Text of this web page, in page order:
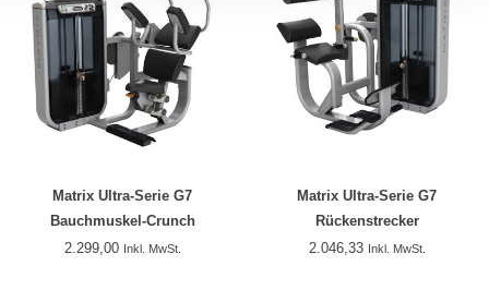
Matrix Ultra-Serie G7
Bauchmuskel-Crunch
2.299,00 Inkl. MwSt.
Matrix Ultra-Serie G7
Rückenstrecker
2.046,33 Inkl. MwSt.